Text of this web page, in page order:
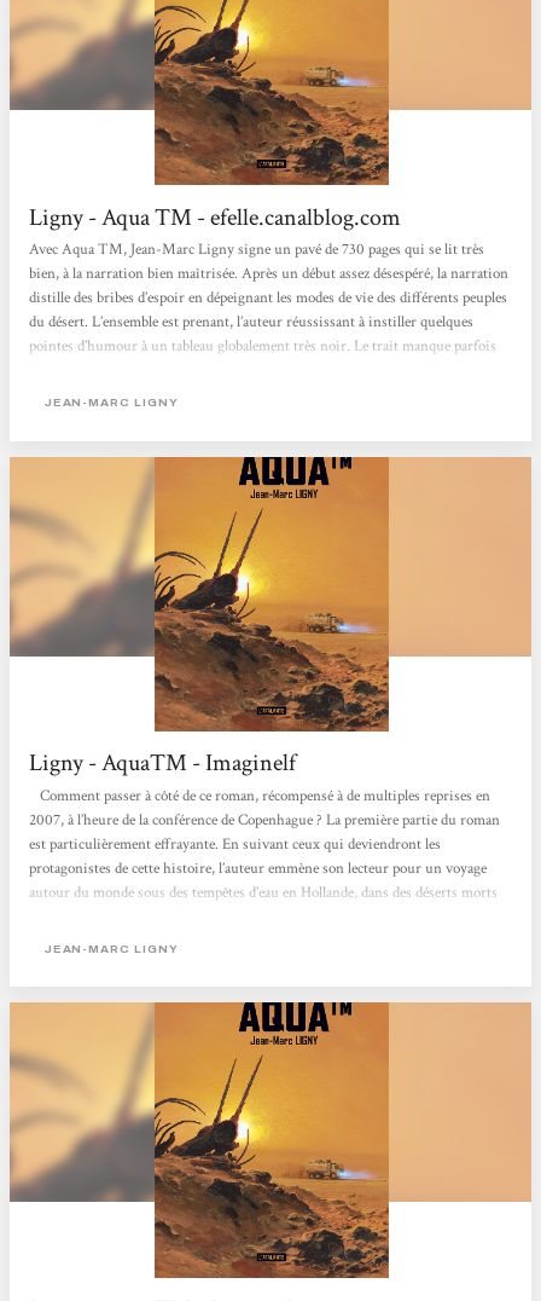
Ligny - Aqua TM - efelle.canalblog.com
Avec Aqua TM, Jean-Marc Ligny signe un pavé de 730 pages qui se lit très
bien, à la narration bien maîtrisée. Après un début assez désespéré, la narration
distille des bribes d’espoir en dépeignant les modes de vie des différents peuples
du désert. L’ensemble est prenant, l’auteur réussissant à instiller quelques
pointes d’humour à un tableau globalement très noir. Le trait manque parfois
mysticisme et prospective géopolitique sur fond de thriller. efelle, 27...
JEAN-MARC LIGNY
Ligny - AquaTM - Imaginelf
Comment passer à côté de ce roman, récompensé à de multiples reprises en
2007, à l’heure de la conférence de Copenhague ? La première partie du roman
est particulièrement effrayante. En suivant ceux qui deviendront les
protagonistes de cette histoire, l’auteur emmène son lecteur pour un voyage
autour du monde sous des tempêtes d’eau en Hollande, dans des déserts morts
de survie) en Allemagne. C’est à chaque étape un véritable choc, les hommes
JEAN-MARC LIGNY